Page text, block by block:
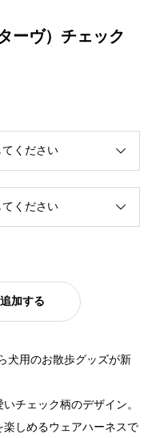
ーヴ）チェック
加する
犬用のお散歩グッズが新
チェック柄のデザイン。
しめるウェアハーネスで